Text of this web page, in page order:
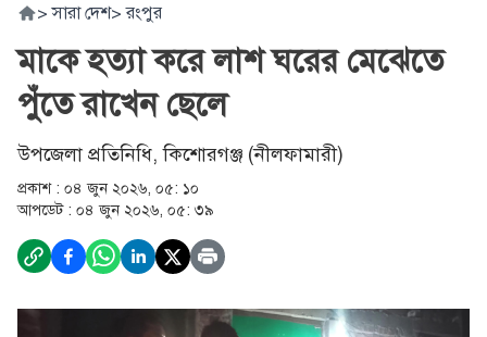
> সারা দেশ> রংপুর
মাকে হত্যা করে লাশ ঘরের মেঝেতে
পুঁতে রাখেন ছেলে
উপজেলা প্রতিনিধি, কিশোরগঞ্জ (নীলফামারী)
প্রকাশ : ০৪ জুন ২০২৬, ০৫: ১০
আপডেট : ০৪ জুন ২০২৬, ০৫: ৩৯